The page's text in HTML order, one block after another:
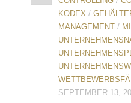
KODEX /
MANAGEMENT /
SEPTEMBER 13,